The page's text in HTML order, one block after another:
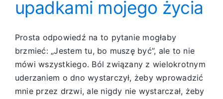
upadkami mojego życia
Prosta odpowiedź na to pytanie mogłaby
brzmieć: „Jestem tu, bo muszę być”, ale to nie
mówi wszystkiego. Ból związany z wielokrotnym
uderzaniem o dno wystarczył, żeby wprowadzić
mnie przez drzwi, ale nigdy nie wystarczał, żeby